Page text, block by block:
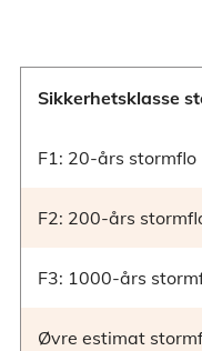
Sikkerhetsklasse
F1: 20-års stormflo
F2: 200-års
F3: 1000-års
Øvre estimat